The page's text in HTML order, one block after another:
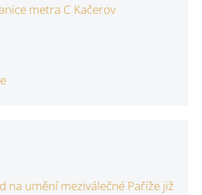
metra C Kačerov
na umění meziválečné Paříže již